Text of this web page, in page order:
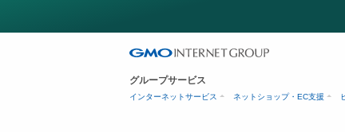
グループサービス
インターネットサービス ネットショップ・EC支援